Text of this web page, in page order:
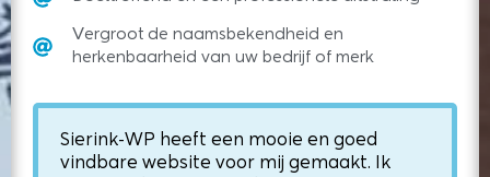
Vergroot de naamsbekendheid en
herkenbaarheid van uw bedrijf of merk
Sierink-WP heeft een mooie en goed
vindbare website voor mij gemaakt. Ik